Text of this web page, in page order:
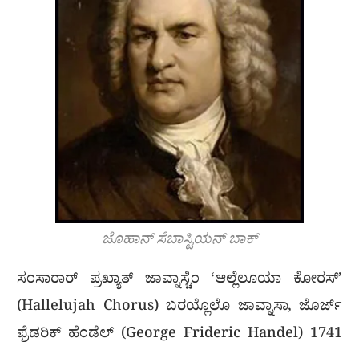
ಜೊಹಾನ್ ಸೆಬಾಸ್ಟಿಯನ್ ಬಾಕ್
ಸಂಸಾರಾರ್ ಪ್ರಖ್ಯಾತ್ ಜಾವ್ನಾಸ್ಚೆಂ ‘ಆಲ್ಲೆಲೂಯಾ ಕೋರಸ್’
(Hallelujah Chorus) ಬರಯ್ಲೊಲೊ ಜಾವ್ನಾಸಾ, ಜೊರ್ಜ್
ಫ್ರೆಡರಿಕ್ ಹೆಂಡೆಲ್ (George Frideric Handel) 1741